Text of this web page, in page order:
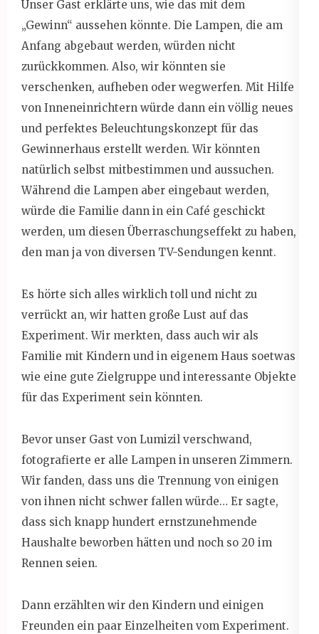
Unser Gast erklärte uns, wie das mit dem
„Gewinn“ aussehen könnte. Die Lampen, die am
Anfang abgebaut werden, würden nicht
zurückkommen. Also, wir könnten sie
verschenken, aufheben oder wegwerfen. Mit Hilfe
von Inneneinrichtern würde dann ein völlig neues
und perfektes Beleuchtungskonzept für das
Gewinnerhaus erstellt werden. Wir könnten
natürlich selbst mitbestimmen und aussuchen.
Während die Lampen aber eingebaut werden,
würde die Familie dann in ein Café geschickt
werden, um diesen Überraschungseffekt zu haben,
den man ja von diversen TV-Sendungen kennt.
Es hörte sich alles wirklich toll und nicht zu
verrückt an, wir hatten große Lust auf das
Experiment. Wir merkten, dass auch wir als
Familie mit Kindern und in eigenem Haus soetwas
wie eine gute Zielgruppe und interessante Objekte
für das Experiment sein könnten.
Bevor unser Gast von Lumizil verschwand,
fotografierte er alle Lampen in unseren Zimmern.
Wir fanden, dass uns die Trennung von einigen
von ihnen nicht schwer fallen würde… Er sagte,
dass sich knapp hundert ernstzunehmende
Haushalte beworben hätten und noch so 20 im
Rennen seien.
Dann erzählten wir den Kindern und einigen
Freunden ein paar Einzelheiten vom Experiment.